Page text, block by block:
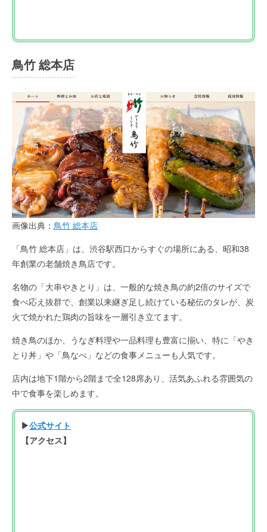
鳥竹 総本店
画像出典： 鳥竹 総本店
「鳥竹 総本店」は、渋谷駅西口からすぐの場所にある、昭和38
年創業の老舗焼き鳥店です。
名物の「大串やきとり」は、一般的な焼き鳥の約2倍のサイズで
食べ応え抜群で、創業以来継ぎ足し続けている秘伝のタレが、炭
火で焼かれた鶏肉の旨味を一層引き立てます。
焼き鳥のほか、うなぎ料理や一品料理も豊富に揃い、特に「やき
とり丼」や「鳥なべ」などの食事メニューも人気です。
店内は地下1階から2階まで全128席あり、活気あふれる雰囲気の
中で食事を楽しめます。
▶公式サイト
【アクセス】